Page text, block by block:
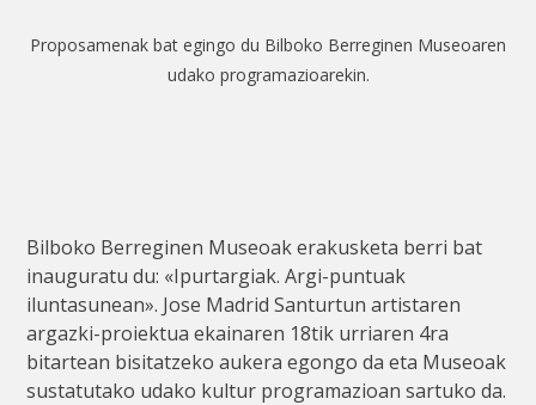
Proposamenak bat egingo du Bilboko Berreginen Museoaren
udako programazioarekin.
Bilboko Berreginen Museoak erakusketa berri bat
inauguratu du: «Ipurtargiak. Argi-puntuak
iluntasunean». Jose Madrid Santurtun artistaren
argazki-proiektua ekainaren 18tik urriaren 4ra
bitartean bisitatzeko aukera egongo da eta Museoak
sustatutako udako kultur programazioan sartuko da.